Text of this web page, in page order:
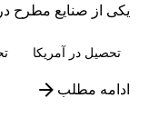
یکی از صنایع مطرح در
تحصیل در آمریکا
ادامه مطلب